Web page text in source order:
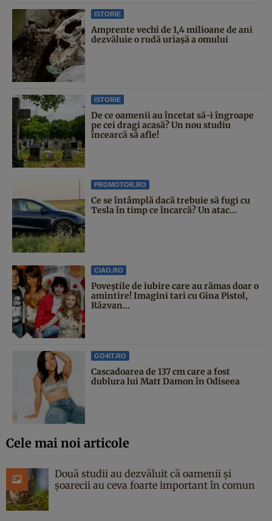
ISTORIE
Amprente vechi de 1,4 milioane de ani
dezvăluie o rudă uriașă a omului
ISTORIE
De ce oamenii au încetat să-i îngroape
pe cei dragi acasă? Un nou studiu
încearcă să afle!
PROMOTOR.RO
Ce se întâmplă dacă trebuie să fugi cu
Tesla în timp ce încarcă? Un atac...
CIAO.RO
Poveştile de iubire care au rămas doar o
amintire! Imagini tari cu Gina Pistol,
Răzvan...
GO4IT.RO
Cascadoarea de 137 cm care a fost
dublura lui Matt Damon în Odiseea
Cele mai noi articole
Două studii au dezvăluit că oamenii și
șoarecii au ceva foarte important în comun